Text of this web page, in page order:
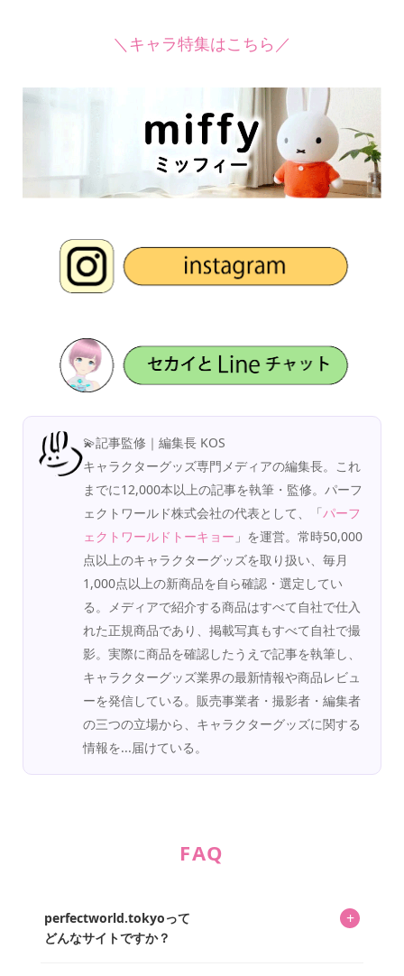
＼キャラ特集はこちら／
💫記事監修｜編集長 KOS
キャラクターグッズ専門メディアの編集長。これ
までに12,000本以上の記事を執筆・監修。パーフ
ェクトワールド株式会社の代表として、「パーフ
ェクトワールドトーキョー 」を運営。常時50,000
点以上のキャラクターグッズを取り扱い、毎月
1,000点以上の新商品を自ら確認・選定してい
る。メディアで紹介する商品はすべて自社で仕入
れた正規商品であり、掲載写真もすべて自社で撮
影。実際に商品を確認したうえで記事を執筆し、
キャラクターグッズ業界の最新情報や商品レビュ
ーを発信している。販売事業者・撮影者・編集者
の三つの立場から、キャラクターグッズに関する
情報を...届けている。
FAQ
perfectworld.tokyoって
どんなサイトですか？
+